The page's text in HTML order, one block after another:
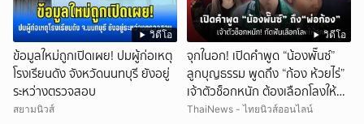
วิดีโอ
ข้อมูลใหม่ถูกเปิดเผย! ปมผู้ก่อเหตุ
โรงเรียนดัง จังหวัดนนทบุรี ยังอยู่
ระหว่างตรวจสอบ
สยามนิวส์
วิดีโอ
จุกในอก! เปิดคำพูด “น้องพั๊นซ์”
ลูกบุญธรรม พูดถึง “ก้อง ห้วยไร่”
เจ้าตัวช็อกหนัก ต้องเลือกโลงให้
ลูก!
ThaiNews - ไทยนิวส์ออนไลน์